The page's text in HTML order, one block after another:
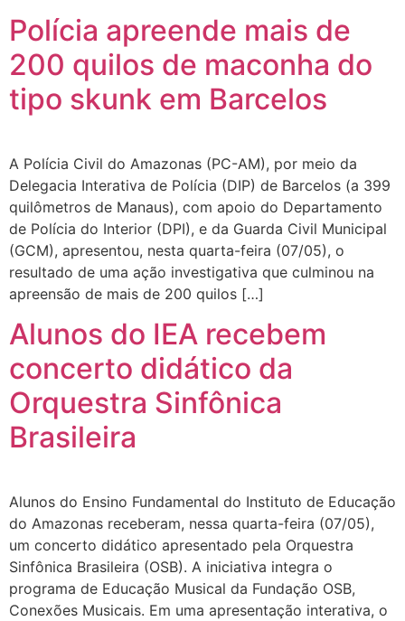
Polícia apreende mais de
200 quilos de maconha do
tipo skunk em Barcelos
A Polícia Civil do Amazonas (PC-AM), por meio da
Delegacia Interativa de Polícia (DIP) de Barcelos (a 399
quilômetros de Manaus), com apoio do Departamento
de Polícia do Interior (DPI), e da Guarda Civil Municipal
(GCM), apresentou, nesta quarta-feira (07/05), o
resultado de uma ação investigativa que culminou na
apreensão de mais de 200 quilos […]
Alunos do IEA recebem
concerto didático da
Orquestra Sinfônica
Brasileira
Alunos do Ensino Fundamental do Instituto de Educação
do Amazonas receberam, nessa quarta-feira (07/05),
um concerto didático apresentado pela Orquestra
Sinfônica Brasileira (OSB). A iniciativa integra o
programa de Educação Musical da Fundação OSB,
Conexões Musicais. Em uma apresentação interativa, o